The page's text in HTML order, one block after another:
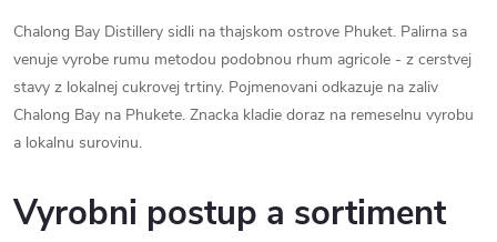
Chalong Bay Distillery sidli na thajskom ostrove Phuket. Palirna sa
venuje vyrobe rumu metodou podobnou rhum agricole - z cerstvej
stavy z lokalnej cukrovej trtiny. Pojmenovani odkazuje na zaliv
Chalong Bay na Phukete. Znacka kladie doraz na remeselnu vyrobu
a lokalnu surovinu.
Vyrobni postup a sortiment